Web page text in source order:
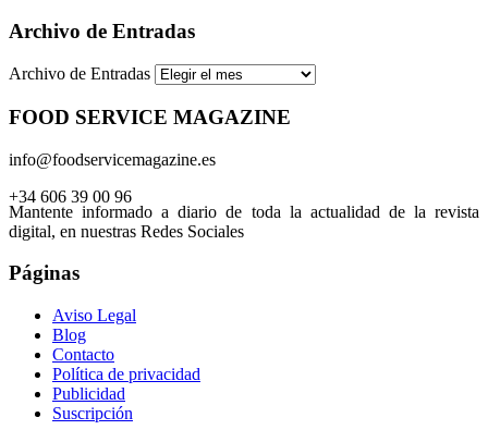
Archivo de Entradas
Archivo de Entradas
FOOD SERVICE MAGAZINE
info@foodservicemagazine.es
+34 606 39 00 96
Mantente informado a diario de toda la actualidad de la revista
digital, en nuestras Redes Sociales
Páginas
Aviso Legal
Blog
Contacto
Política de privacidad
Publicidad
Suscripción